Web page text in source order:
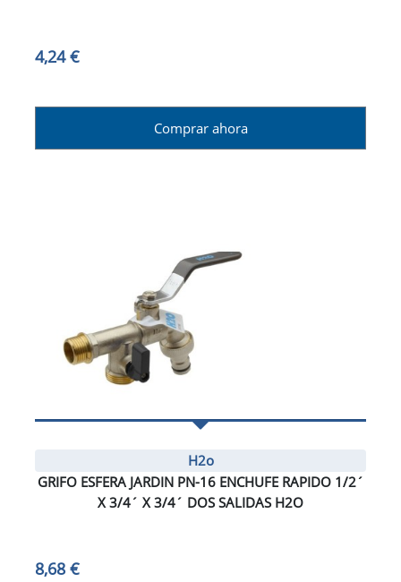
4,24 €
Comprar ahora
H2o
GRIFO ESFERA JARDIN PN-16 ENCHUFE RAPIDO 1/2´
X 3/4´ X 3/4´ DOS SALIDAS H2O
8,68 €